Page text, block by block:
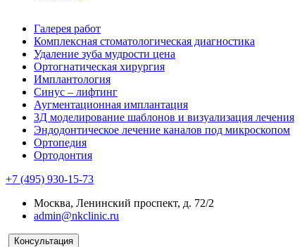
Галерея работ
Комплексная стоматологическая диагностика
Удаление зуба мудрости цена
Ортогнатическая хирургия
Имплантология
Синус – лифтинг
Аугментационная имплантация
3Д моделирование шаблонов и визуализация лечения
Эндодонтическое лечение каналов под микроскопом
Ортопедия
Ортодонтия
+7 (495) 930-15-73
Москва, Ленинский проспект, д. 72/2
admin@nkclinic.ru
Консультация